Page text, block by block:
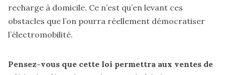
recharge à domicile. Ce n’est qu’en levant ces
obstacles que l’on pourra réellement démocratiser
l’électromobilité.
Pensez-vous que cette loi permettra aux ventes de